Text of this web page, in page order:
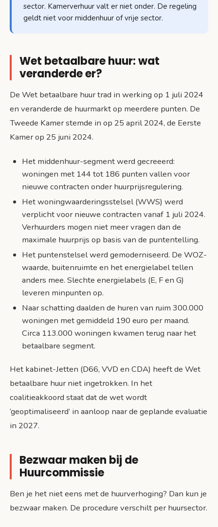
sector. Kamerverhuur valt er niet onder. De regeling
geldt niet voor middenhuur of vrije sector.
Wet betaalbare huur: wat
veranderde er?
De Wet betaalbare huur trad in werking op 1 juli 2024
en veranderde de huurmarkt op meerdere punten. De
Tweede Kamer stemde in op 25 april 2024, de Eerste
Kamer op 25 juni 2024.
Het middenhuur-segment werd gecreeerd:
woningen met 144 tot 186 punten vallen voor
nieuwe contracten onder huurprijsregulering.
Het woningwaarderingsstelsel (WWS) werd
verplicht voor nieuwe contracten vanaf 1 juli 2024.
Verhuurders mogen niet meer vragen dan de
maximale huurprijs op basis van de puntentelling.
Het puntenstelsel werd gemoderniseerd. De WOZ-
waarde, buitenruimte en het energielabel tellen
anders mee. Slechte energielabels (E, F en G)
leveren minpunten op.
Naar schatting daalden de huren van ruim 300.000
woningen met gemiddeld 190 euro per maand.
Circa 113.000 woningen kwamen terug naar het
betaalbare segment.
Het kabinet-Jetten (D66, VVD en CDA) heeft de Wet
betaalbare huur niet ingetrokken. In het
coalitieakkoord staat dat de wet wordt
‘geoptimaliseerd’ in aanloop naar de geplande evaluatie
in 2027.
Bezwaar maken bij de
Huurcommissie
Ben je het niet eens met de huurverhoging? Dan kun je
bezwaar maken. De procedure verschilt per huursector.